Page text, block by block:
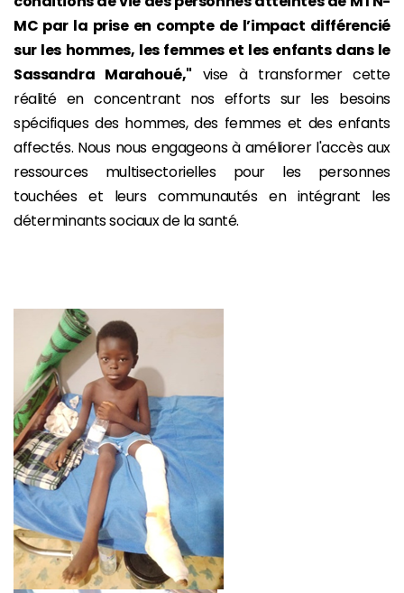
MC par la prise en compte de l’impact différencié
sur les hommes, les femmes et les enfants dans le
Sassandra Marahoué," vise à transformer cette
réalité en concentrant nos efforts sur les besoins
spécifiques des hommes, des femmes et des enfants
affectés. Nous nous engageons à améliorer l'accès aux
ressources multisectorielles pour les personnes
touchées et leurs communautés en intégrant les
déterminants sociaux de la santé.